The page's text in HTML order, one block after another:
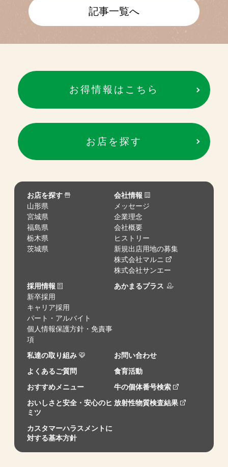
記事一覧へ
お得情報はこちら
お店を探す
お店を探す
山形県
宮城県
福島県
栃木県
茨城県
会社情報
メッセージ
企業理念
会社概要
ヒストリー
新規出店用地の募集
株式会社マルニ
株式会社サンエー
採用情報
新卒採用
キャリア採用
パート・アルバイト
個人情報保護方針・免責事
項
あかまるプラス
私達の取り組み
お問い合わせ
よくあるご質問
食育活動
おすすめメニュー
牛の個体番号検索
おいしさと安全・安心のヒ
ミツ
放射性物質検査結果
カスタマーハラスメントに
対する基本方針